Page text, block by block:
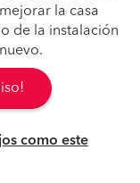
la casa
de la instalación
como este